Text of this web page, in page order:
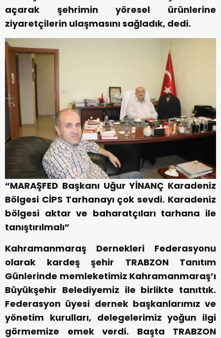
açarak şehrimin yöresel ürünlerine
ziyaretçilerin ulaşmasını sağladık, dedi.
“MARAŞFED Başkanı Uğur YİNANÇ Karadeniz
Bölgesi CİPS Tarhanayı çok sevdi. Karadeniz
bölgesi aktar ve baharatçıları tarhana ile
tanıştırılmalı”
Kahramanmaraş Dernekleri Federasyonu
olarak kardeş şehir TRABZON Tanıtım
Günlerinde memleketimiz Kahramanmaraş’ı
Büyükşehir Belediyemiz ile birlikte tanıttık.
Federasyon üyesi dernek başkanlarımız ve
yönetim kurulları, delegelerimiz yoğun ilgi
görmemize emek verdi. Başta TRABZON